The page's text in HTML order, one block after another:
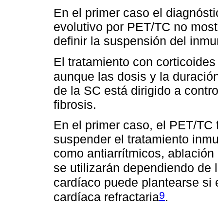
En el primer caso el
evolutivo por PET/TC no
definir la suspensión del
El tratamiento con
aunque las dosis y la
de la SC está dirigido a
fibrosis.
En el primer caso, el PET/
suspender el tratamiento
como antiarrítmicos,
se utilizarán dependiendo de
cardíaco puede plantearse
cardíaca refractaria9.